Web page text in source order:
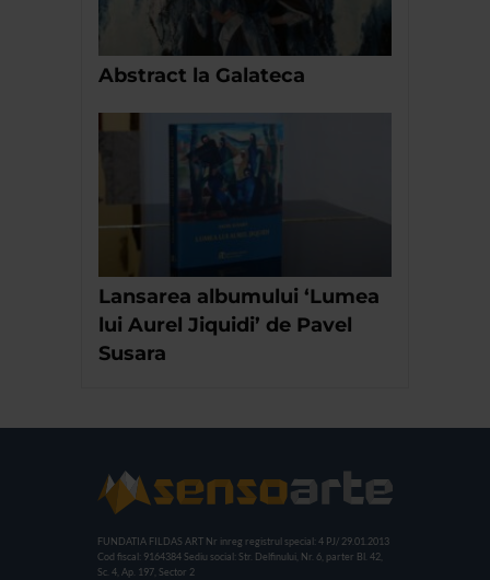
Abstract la Galateca
Lansarea albumului ‘Lumea
lui Aurel Jiquidi’ de Pavel
Susara
FUNDATIA FILDAS ART Nr inreg registrul special: 4 PJ/ 29.01.2013
Cod fiscal: 9164384 Sediu social: Str. Delfinului, Nr. 6, parter Bl. 42,
Sc. 4, Ap. 197, Sector 2